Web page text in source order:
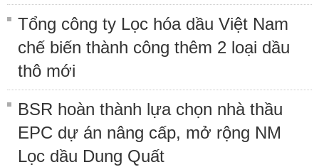
Tổng công ty Lọc hóa dầu Việt Nam
chế biến thành công thêm 2 loại dầu
thô mới
BSR hoàn thành lựa chọn nhà thầu
EPC dự án nâng cấp, mở rộng NM
Lọc dầu Dung Quất